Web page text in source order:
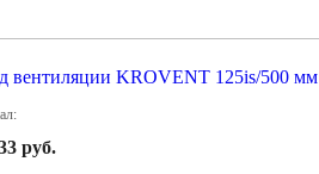
вентиляции KROVENT 125is/500 мм
руб.